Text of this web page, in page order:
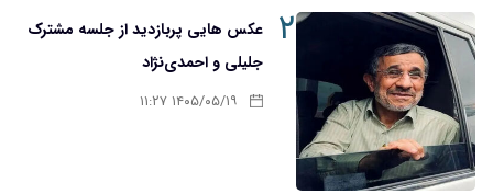
۲
عکس هایی پربازدید از جلسه مشترک
جلیلی و احمدی‌نژاد
۱۴۰۵/۰۵/۱۹ ۱۱:۲۷